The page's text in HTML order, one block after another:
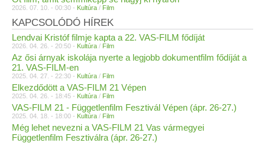
2026. 07. 10. - 00:30 - Kultúra / Film
KAPCSOLÓDÓ HÍREK
Lendvai Kristóf filmje kapta a 22. VAS-FILM fődíját
2026. 04. 26. - 20:50 - Kultúra / Film
Az ősi árnyak iskolája nyerte a legjobb dokumentfilm fődíját a
21. VAS-FILM-en
2025. 04. 27. - 22:30 - Kultúra / Film
Elkezdődött a VAS-FILM 21 Vépen
2025. 04. 26. - 18:45 - Kultúra / Film
VAS-FILM 21 - Függetlenfilm Fesztivál Vépen (ápr. 26-27.)
2025. 04. 18. - 18:00 - Kultúra / Film
Még lehet nevezni a VAS-FILM 21 Vas vármegyei
Függetlenfilm Fesztiválra (ápr. 26-27.)